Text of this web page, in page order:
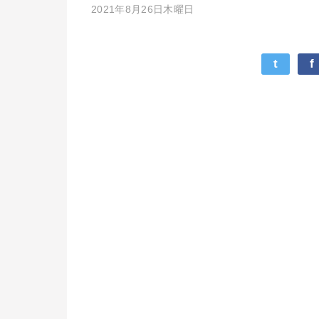
2021年8月26日木曜日
t f